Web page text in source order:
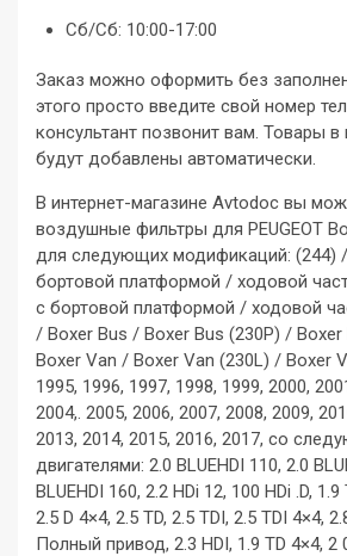
Сб/Сб: 10:00-17:00
Заказ можно оформить без
этого просто введите свой номер
консультант позвонит вам. Товары
будут добавлены автоматически.
В интернет-магазине Avtodoc вы
воздушные фильтры для PEUGEOT
для следующих модификаций: (244) /
бортовой платформой / ходовой
c бортовой платформой / ходовой
/ Boxer Bus / Boxer Bus (230P) /
Boxer Van / Boxer Van (230L) / Boxer
1995, 1996, 1997, 1998, 1999, 2000,
2004,. 2005, 2006, 2007, 2008, 2009,
2013, 2014, 2015, 2016, 2017, со
двигателями: 2.0 BLUEHDI 110, 2.0
BLUEHDI 160, 2.2 HDi 12, 100 HDi .D, 1.9
2.5 D 4×4, 2.5 TD, 2.5 TDI, 2.5 TDI 4×4,
Полный привод, 2.3 HDI, 1.9 TD 4×4, 2